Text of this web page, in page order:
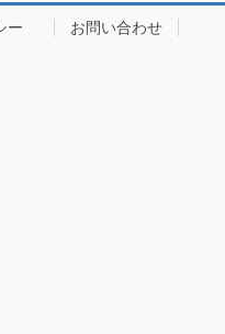
ー お問い合わせ